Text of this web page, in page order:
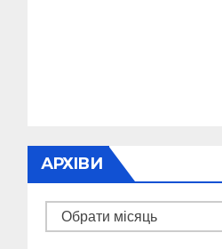
АРХІВИ
Архіви